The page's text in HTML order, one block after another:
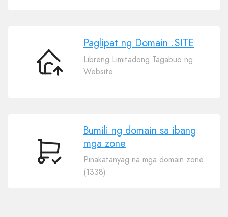
Paglipat
Paglipat ng Domain .SITE
Libreng Limitadong Tagabuo ng
Website
Bumili
Bumili ng domain sa ibang
mga zone
Pinakatanyag na mga domain zone
(1338)